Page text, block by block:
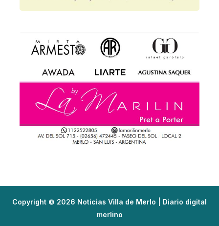
Copyright © 2026 Noticias Villa de Merlo | Diario digital
merlino